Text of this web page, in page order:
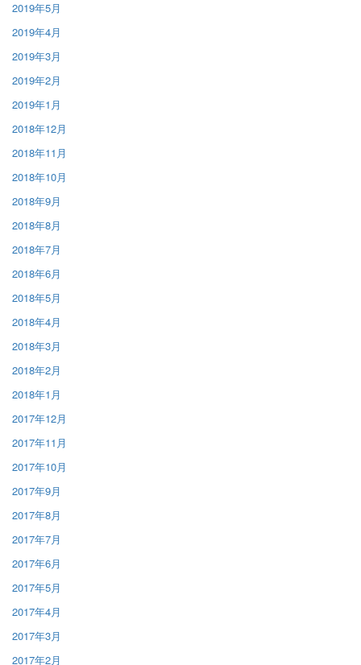
2019年5月
2019年4月
2019年3月
2019年2月
2019年1月
2018年12月
2018年11月
2018年10月
2018年9月
2018年8月
2018年7月
2018年6月
2018年5月
2018年4月
2018年3月
2018年2月
2018年1月
2017年12月
2017年11月
2017年10月
2017年9月
2017年8月
2017年7月
2017年6月
2017年5月
2017年4月
2017年3月
2017年2月